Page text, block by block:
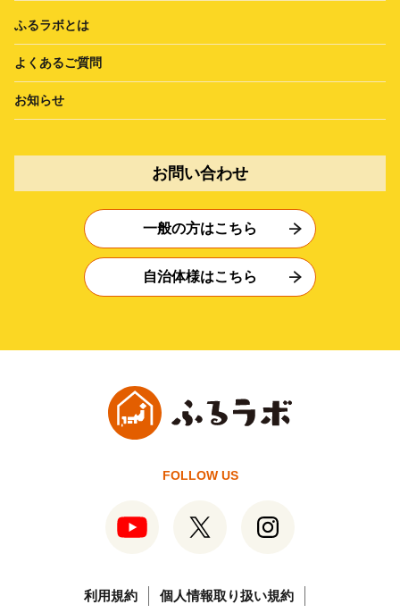
ふるラボとは
よくあるご質問
お知らせ
お問い合わせ
一般の方はこちら
自治体様はこちら
FOLLOW US
利用規約 個人情報取り扱い規約